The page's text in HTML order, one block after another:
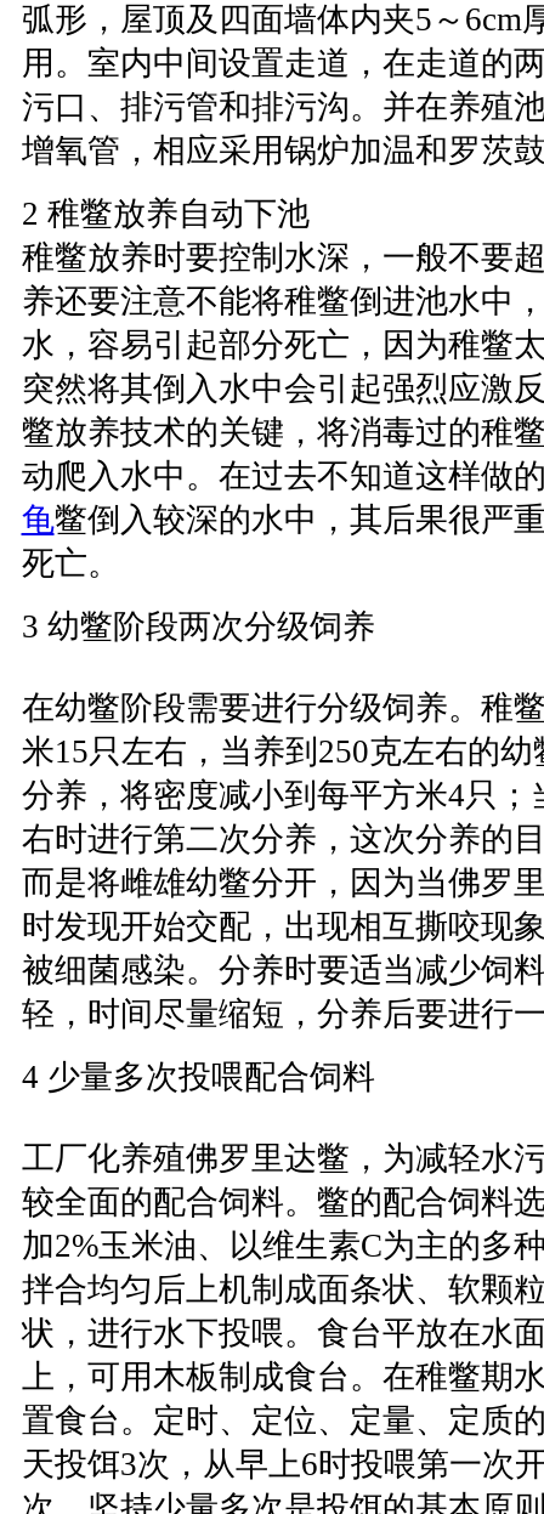
弧形，屋顶及四面墙体内夹5～6cm
用。室内中间设置走道，在走道的
污口、排污管和排污沟。并在养殖
增氧管，相应采用锅炉加温和罗茨
2 稚鳖放养自动下池
稚鳖放养时要控制水深，一般不要
养还要注意不能将稚鳖倒进池水中
水，容易引起部分死亡，因为稚鳖
突然将其倒入水中会引起强烈应激
鳖放养技术的关键，将消毒过的稚
动爬入水中。在过去不知道这样做
龟鳖倒入较深的水中，其后果很严
死亡。
3 幼鳖阶段两次分级饲养
在幼鳖阶段需要进行分级饲养。稚
米15只左右，当养到250克左右的
分养，将密度减小到每平方米4只；
右时进行第二次分养，这次分养的
而是将雌雄幼鳖分开，因为当佛罗
时发现开始交配，出现相互撕咬现
被细菌感染。分养时要适当减少饲
轻，时间尽量缩短，分养后要进行
4 少量多次投喂配合饲料
工厂化养殖佛罗里达鳖，为减轻水
较全面的配合饲料。鳖的配合饲料
加2%玉米油、以维生素C为主的多
拌合均匀后上机制成面条状、软颗
状，进行水下投喂。食台平放在水
上，可用木板制成食台。在稚鳖期
置食台。定时、定位、定量、定质
天投饵3次，从早上6时投喂第一次